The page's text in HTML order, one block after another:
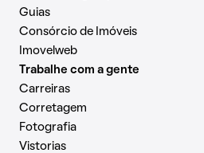
Guias
Consórcio de Imóveis
Imovelweb
Trabalhe com a gente
Carreiras
Corretagem
Fotografia
Vistorias